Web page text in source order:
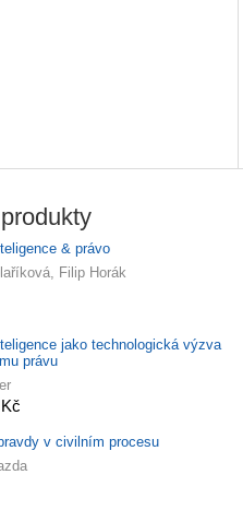
& právo
Filip Horák
jako technologická výzva
právu
v civilním procesu